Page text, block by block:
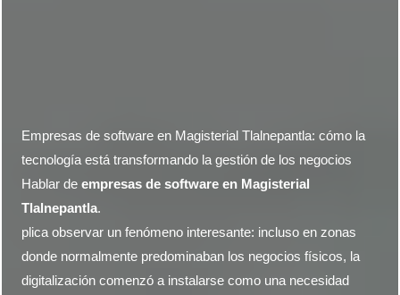
Empresas de software en Magisterial Tlalnepantla: cómo la
tecnología está transformando la gestión de los negocios
Hablar deempresas de software en Magisterial
Tlalnepantla.
plica observar un fenómeno interesante: incluso en zonas
donde normalmente predominaban los negocios físicos, la
digitalización comenzó a instalarse como una necesidad